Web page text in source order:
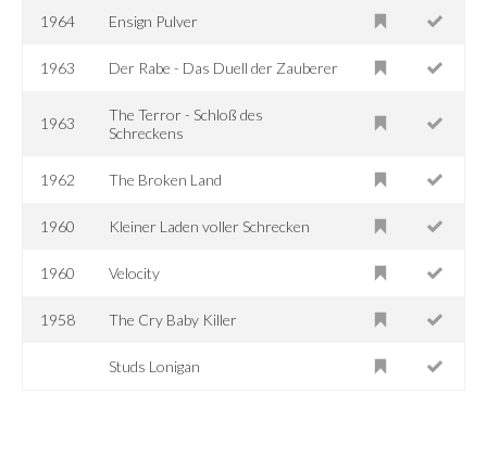
1964 Ensign Pulver
1963 Der Rabe - Das Duell der Zauberer
1963
The Terror - Schloß des
Schreckens
1962 The Broken Land
1960 Kleiner Laden voller Schrecken
1960 Velocity
1958 The Cry Baby Killer
Studs Lonigan